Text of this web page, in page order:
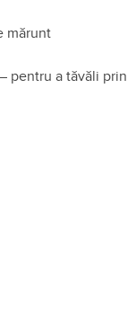
mărunt
pentru a tăvăli prin